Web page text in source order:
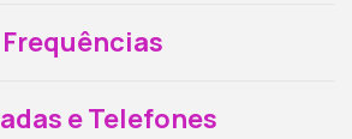
Frequências
e Telefones